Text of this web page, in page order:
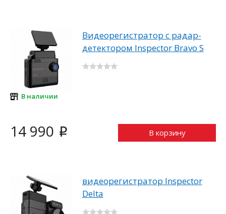
В наличии
Видеорегистратор c радар-
детектором Inspector Bravo S
14 990 i В корзину
видеорегистратор Inspector
Delta